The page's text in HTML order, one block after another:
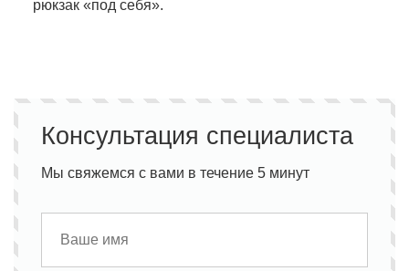
рюкзак «под себя».
Консультация специалиста
Мы свяжемся с вами в течение 5 минут